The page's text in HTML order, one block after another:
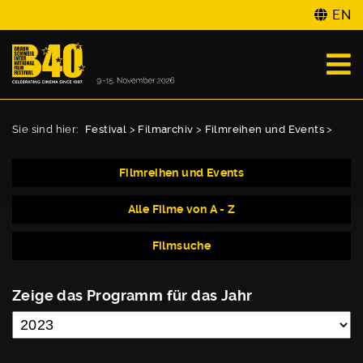
EN
Sie sind hier: Festival > Filmarchiv > Filmreihen und Events >
Filmreihen und Events
Alle Filme von A - Z
Filmsuche
Zeige das Programm für das Jahr